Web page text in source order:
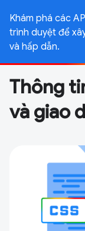
Khám phá các
trình duyệt để
và hấp dẫn.
Thông
và giao